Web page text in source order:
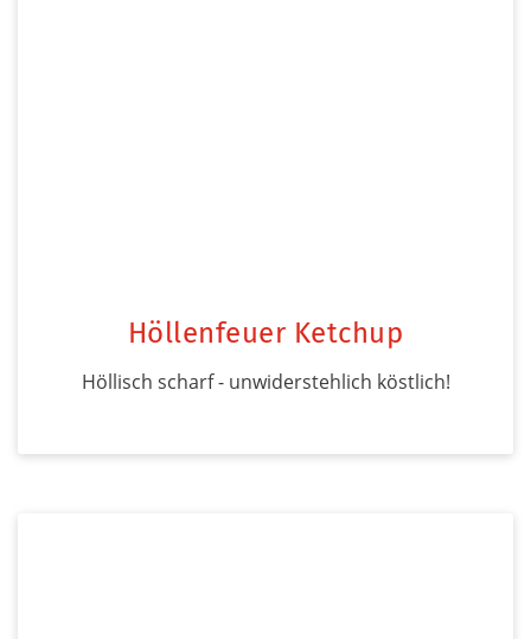
Höllenfeuer Ketchup
Höllisch scharf - unwiderstehlich köstlich!